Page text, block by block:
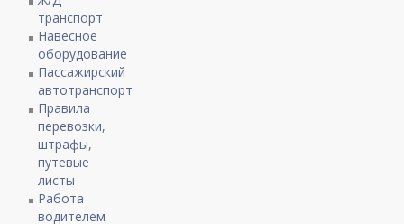
транспорт
Навесное
оборудование
Пассажирский
автотранспорт
Правила
перевозки,
штрафы,
путевые
листы
Работа
водителем